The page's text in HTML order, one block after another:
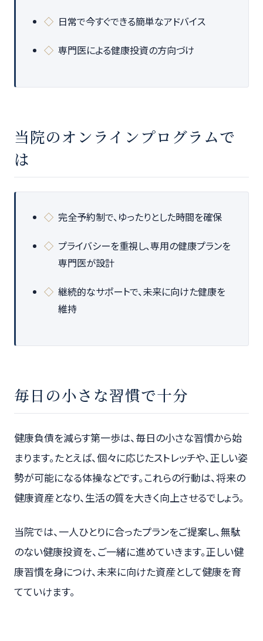
日常で今すぐできる簡単なアドバイス
専門医による健康投資の方向づけ
当院のオンラインプログラムで
は
完全予約制で、ゆったりとした時間を確保
プライバシーを重視し、専用の健康プランを
専門医が設計
継続的なサポートで、未来に向けた健康を
維持
毎日の小さな習慣で十分
健康負債を減らす第一歩は、毎日の小さな習慣から始
まります。たとえば、個々に応じたストレッチや、正しい姿
勢が可能になる体操などです。これらの行動は、将来の
健康資産となり、生活の質を大きく向上させるでしょう。
当院では、一人ひとりに合ったプランをご提案し、無駄
のない健康投資を、ご一緒に進めていきます。正しい健
康習慣を身につけ、未来に向けた資産として健康を育
てていけます。